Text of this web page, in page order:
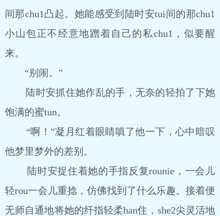
间那chu1凸起。她能感受到陆时安tui间的那chu1
小山包正不经意地蹭着自己的私chu1，似要醒
来。
“别闹。”
陆时安抓住她作乱的手，无奈的轻拍了下她
饱满的蜜tun。
“啊！”凝月红着眼睛嗔了他一下，心中暗叹
他梦里梦外的差别。
陆时安捉住着她的手指反复rounie，一会儿
轻rou一会儿重捻，仿佛找到了什么乐趣。接着便
无师自通地将她的纤指轻柔han住，she2尖灵活地